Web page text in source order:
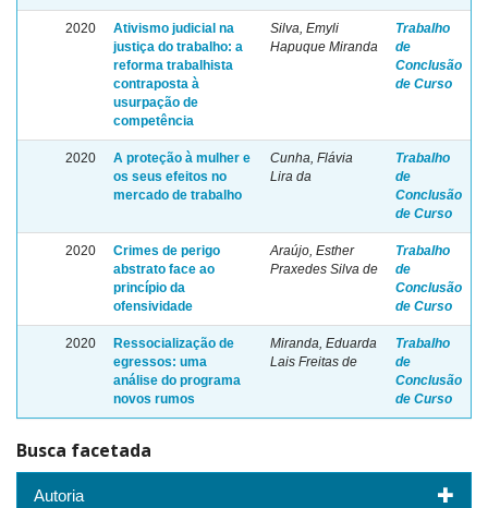
2020
Ativismo judicial na
justiça do trabalho: a
reforma trabalhista
contraposta à
usurpação de
competência
Silva, Emyli
Hapuque Miranda
Trabalho
de
Conclusão
de Curso
2020
A proteção à mulher e
os seus efeitos no
mercado de trabalho
Cunha, Flávia
Lira da
Trabalho
de
Conclusão
de Curso
2020
Crimes de perigo
abstrato face ao
princípio da
ofensividade
Araújo, Esther
Praxedes Silva de
Trabalho
de
Conclusão
de Curso
2020
Ressocialização de
egressos: uma
análise do programa
novos rumos
Miranda, Eduarda
Lais Freitas de
Trabalho
de
Conclusão
de Curso
Busca facetada
Autoria